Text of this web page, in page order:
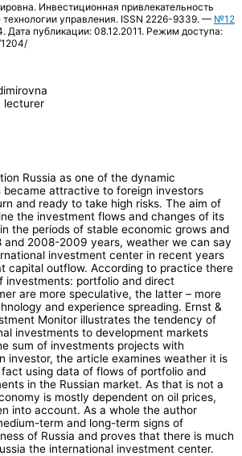
Инвестиционная привлекательность
управления. ISSN 2226-9339. — №12
Дата публикации: 08.12.2011. Режим доступа:
lecturer
Russia as one of the dynamic
became attractive to foreign investors
and ready to take high risks. The aim of
the investment flows and changes of its
the periods of stable economic grows and
and 2008-2009 years, weather we can say
investment center in recent years
capital outflow. According to practice there
investments: portfolio and direct
are more speculative, the latter – more
and experience spreading. Ernst &
Monitor illustrates the tendency of
investments to development markets
sum of investments projects with
investor, the article examines weather it is
using data of flows of portfolio and
in the Russian market. As that is not a
is mostly dependent on oil prices,
into account. As a whole the author
term and long-term signs of
of Russia and proves that there is much
the international investment center.